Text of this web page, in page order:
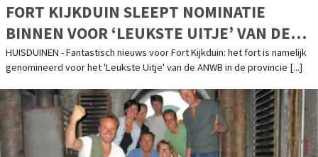
FORT KIJKDUIN SLEEPT NOMINATIE
BINNEN VOOR ‘LEUKSTE UITJE’ VAN DE
PROVINCIE!
HUISDUINEN - Fantastisch nieuws voor Fort Kijkduin: het fort is namelijk
genomineerd voor het 'Leukste Uitje' van de ANWB in de provincie [...]